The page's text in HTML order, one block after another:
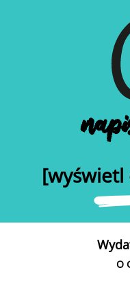
[wyświetl
O